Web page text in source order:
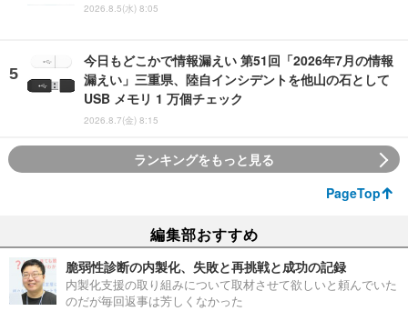
2026.8.5(水) 8:05
今日もどこかで情報漏えい 第51回「2026年7月の情報
漏えい」三重県、陸自インシデントを他山の石として
USB メモリ 1 万個チェック
2026.8.7(金) 8:15
ランキングをもっと見る
PageTop
編集部おすすめ
脆弱性診断の内製化、失敗と再挑戦と成功の記録
内製化支援の取り組みについて取材させて欲しいと頼んでいた
のだが毎回返事は芳しくなかった